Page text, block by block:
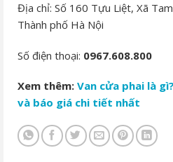
Địa chỉ: Số 160 Tựu Liệt, Xã
Thành phố Hà Nội
Số điện thoại: 0967.608.800
Xem thêm: Van cửa phai là
và báo giá chi tiết nhất